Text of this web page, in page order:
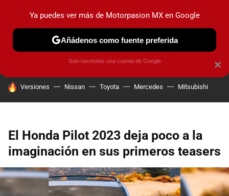
PRUEBAS INDUSTRIA HOY NO CIRCULA
HOY SE HABLA DE
Versiones Nissan Toyota Mercedes Mitsubishi
El Honda Pilot 2023 deja poco a la
imaginación en sus primeros teasers
×
Ya puedes ver más de Motorpasion MX en Google
Añádenos como fuente preferida
Solo necesitas una cuenta de Google